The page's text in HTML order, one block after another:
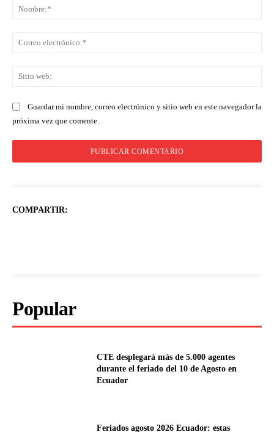
Guardar mi nombre, correo electrónico y sitio web en este navegador la
próxima vez que comente.
COMPARTIR:
Popular
CTE desplegará más de 5.000 agentes
durante el feriado del 10 de Agosto en
Ecuador
Feriados agosto 2026 Ecuador: estas